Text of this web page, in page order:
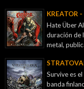
KREATOR
Hate Über
duración de
metal,
Survive es
banda